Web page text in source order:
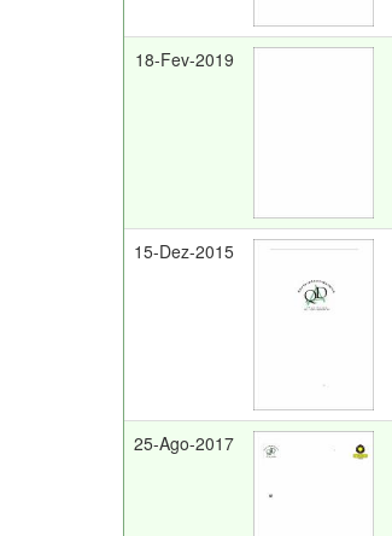
18-Fev-2019
15-Dez-2015
25-Ago-2017